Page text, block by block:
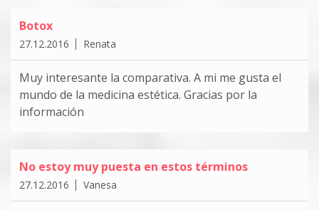
Botox
27.12.2016 Renata
Muy interesante la comparativa. A mi me gusta el
mundo de la medicina estética. Gracias por la
información
No estoy muy puesta en estos términos
27.12.2016 Vanesa